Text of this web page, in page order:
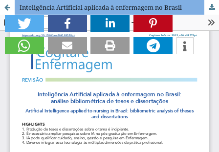
Inteligência Artificial aplicada à enfermagem no Brasil